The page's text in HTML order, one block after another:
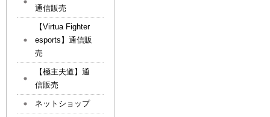
通信販売
【Virtua Fighter
esports】通信販
売
【極主夫道】通
信販売
ネットショップ